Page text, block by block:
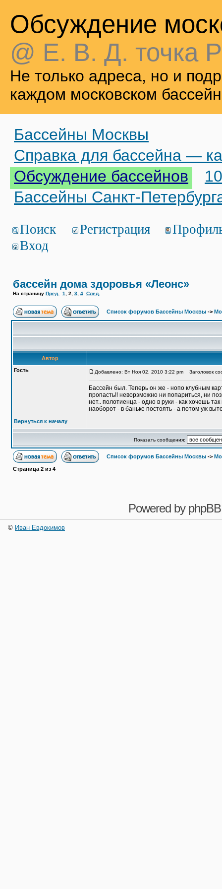
Обсуждение
@ Е. В. Д. точка
Не только адреса, но и
каждом московском
Бассейны Москвы
Справка для бассейна —
Обсуждение бассейнов
Бассейны Санкт-
Поиск Регистрация
Вход
бассейн дома здоровья «Леонс»
На страницу Пред. 1 2 3 4 След.
Список форумов Бассейны Москвы ->
Автор
Гость
Добавлено: Вт Ноя 02, 2010 3:22 pm Заголовок
Бассейн был. Теперь он же - нопо клубным
пропасть!! неворзможно ни попариться, ни
нет.. полотиенца - одно в руки - как хочешь
наоборот - в баньке постоять - а потом уж
Вернуться к началу
Показать сообщения:
Список форумов Бассейны Москвы ->
Страница 2 из 4
Powered by phpBB
© Иван Евдокимов